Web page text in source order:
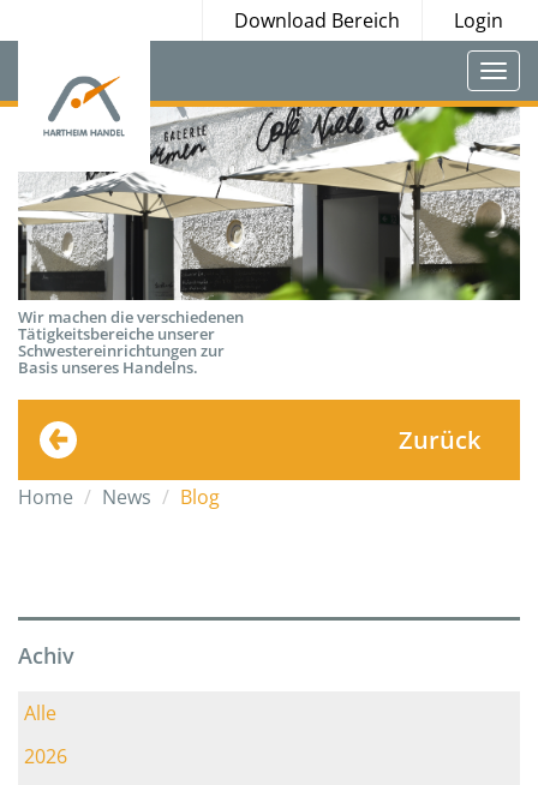
Download Bereich Login
Wir machen die verschiedenen
Tätigkeitsbereiche unserer
Schwestereinrichtungen zur
Basis unseres Handelns.
Zurück
Home News Blog
Achiv
Alle
2026